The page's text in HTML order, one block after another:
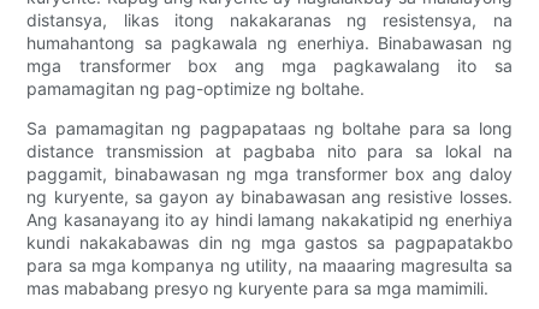
distansya, likas itong nakakaranas ng resistensya, na
humahantong sa pagkawala ng enerhiya. Binabawasan ng
mga transformer box ang mga pagkawalang ito sa
pamamagitan ng pag-optimize ng boltahe.
Sa pamamagitan ng pagpapataas ng boltahe para sa long
distance transmission at pagbaba nito para sa lokal na
paggamit, binabawasan ng mga transformer box ang daloy
ng kuryente, sa gayon ay binabawasan ang resistive losses.
Ang kasanayang ito ay hindi lamang nakakatipid ng enerhiya
kundi nakakabawas din ng mga gastos sa pagpapatakbo
para sa mga kompanya ng utility, na maaaring magresulta sa
mas mababang presyo ng kuryente para sa mga mamimili.